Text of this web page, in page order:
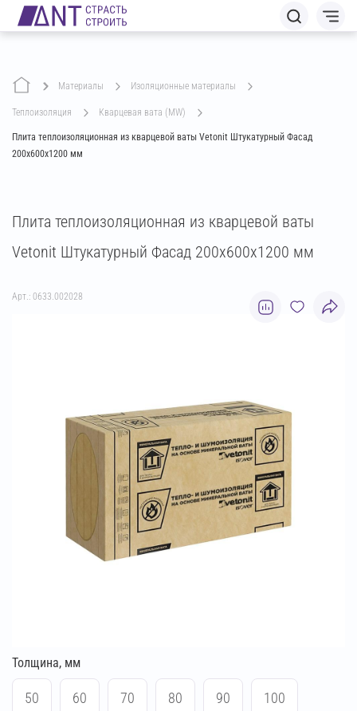
Материалы изоляционные материалы
теплоизоляция кварцевая вата (MW)
Плита теплоизоляционная из кварцевой ваты Vetonit Штукатурный Фасад
200х600х1200 мм
Плита теплоизоляционная из кварцевой ваты
Vetonit Штукатурный Фасад 200х600х1200 мм
Арт.: 0633.002028
Толщина, мм
50 60 70 80 90 100